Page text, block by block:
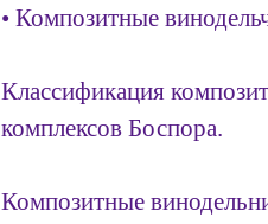
• Композитные
Классификация
комплексов Боспора.
Композитные